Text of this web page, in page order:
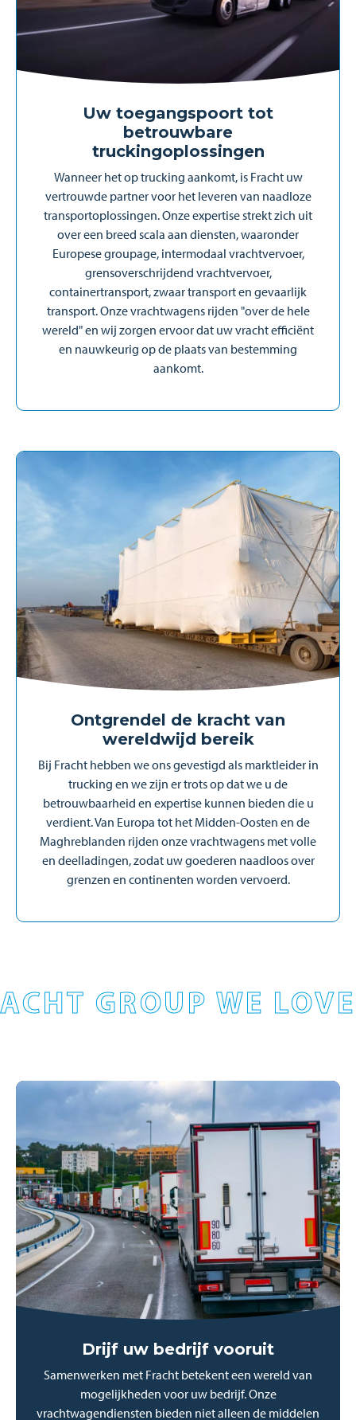
Uw toegangspoort tot
betrouwbare
truckingoplossingen
Wanneer het op trucking aankomt, is Fracht uw
vertrouwde partner voor het leveren van naadloze
transportoplossingen. Onze expertise strekt zich uit
over een breed scala aan diensten, waaronder
Europese groupage, intermodaal vrachtvervoer,
grensoverschrijdend vrachtvervoer,
containertransport, zwaar transport en gevaarlijk
transport. Onze vrachtwagens rijden "over de hele
wereld" en wij zorgen ervoor dat uw vracht efficiënt
en nauwkeurig op de plaats van bestemming
aankomt.
Ontgrendel de kracht van
wereldwijd bereik
Bij Fracht hebben we ons gevestigd als marktleider in
trucking en we zijn er trots op dat we u de
betrouwbaarheid en expertise kunnen bieden die u
verdient. Van Europa tot het Midden-Oosten en de
Maghreblanden rijden onze vrachtwagens met volle
en deelladingen, zodat uw goederen naadloos over
grenzen en continenten worden vervoerd.
GROUP WE
Drijf uw bedrijf vooruit
Samenwerken met Fracht betekent een wereld van
mogelijkheden voor uw bedrijf. Onze
vrachtwagendiensten bieden niet alleen de middelen